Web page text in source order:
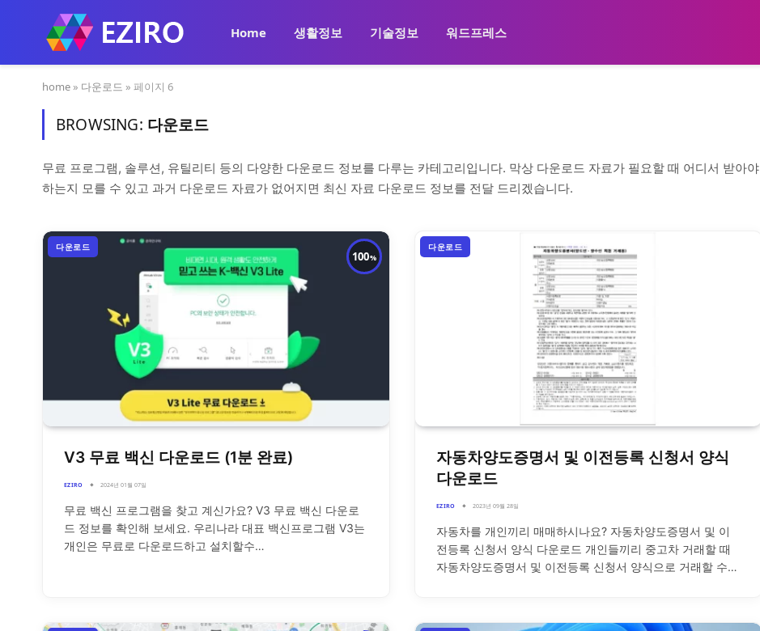
Home 생활정보 기술정보 워드프레스
home » 다운로드 » 페이지 6
BROWSING: 다운로드
무료 프로그램, 솔루션, 유틸리티 등의 다양한 다운로드 정보를 다루는 카테고리입니다. 막상 다운로드 자료가 필요할 때 어디서 받아야
하는지 모를 수 있고 과거 다운로드 자료가 없어지면 최신 자료 다운로드 정보를 전달 드리겠습니다.
100
다운로드
V3 무료 백신 다운로드 (1분 완료)
EZIRO 2024년 01월 07일
무료 백신 프로그램을 찾고 계신가요? V3 무료 백신 다운로
드 정보를 확인해 보세요. 우리나라 대표 백신프로그램 V3는
개인은 무료로 다운로드하고 설치할수…
다운로드
자동차양도증명서 및 이전등록 신청서 양식
다운로드
EZIRO 2023년 09월 28일
자동차를 개인끼리 매매하시나요? 자동차양도증명서 및 이
전등록 신청서 양식 다운로드 개인들끼리 중고차 거래할 때
자동차양도증명서 및 이전등록 신청서 양식으로 거래할 수…